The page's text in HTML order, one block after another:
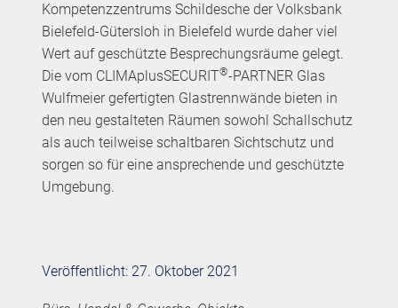
Kompetenzzentrums Schildesche der Volksbank
Bielefeld-Gütersloh in Bielefeld wurde daher viel
Wert auf geschützte Besprechungsräume gelegt.
Die vom CLIMAplusSECURIT®-PARTNER Glas
Wulfmeier gefertigten Glastrennwände bieten in
den neu gestalteten Räumen sowohl Schallschutz
als auch teilweise schaltbaren Sichtschutz und
sorgen so für eine ansprechende und geschützte
Umgebung.
Veröffentlicht: 27. Oktober 2021